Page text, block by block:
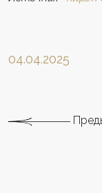
04.04.2025